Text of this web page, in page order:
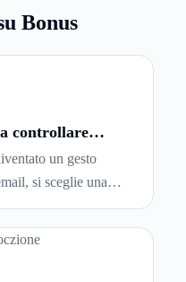
Bonus
controllare
servizi in
un gesto
si sceglie una
di condizioni senza
in pochi minuti,
dove si sta